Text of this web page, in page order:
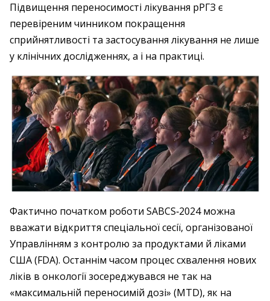
Підвищення переносимості лікування рРГЗ є
перевіреним чинником покращення
сприйнятливості та застосування лікування не лише
у клінічних дослідженнях, а і на практиці.
Фактично початком роботи SABCS‑2024 можна
вважати відкриття спеціальної сесії, організованої
Управлінням з контролю за продуктами й ліками
США (FDA). Останнім часом процес схвалення нових
ліків в онкології зосереджувався не так на
«максимальній переносимій дозі» (MTD), як на